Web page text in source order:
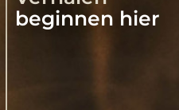
beginnen hier